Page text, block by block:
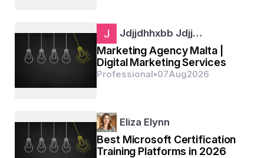
ଅଗ୍ନିପଥ ଯୋଜନା ହେଉଛି ଭାରତ ସରକାରଙ୍କ ଦ୍ଵାରା ଏକ
ଗୁରୁତ୍ୱପୂର୍ଣ୍ଣ ପଦକ୍ଷେପ, ଯୁବକ ଯୁବତୀଙ୍କୁ ଭାରତୀୟ ସେନାରେ
Jdjjdhhxbb Jdjj…
Marketing Agency Malta |
Digital Marketing Services
Professional•07Aug2026
Eliza Elynn
Best Microsoft Certification
Training Platforms in 2026